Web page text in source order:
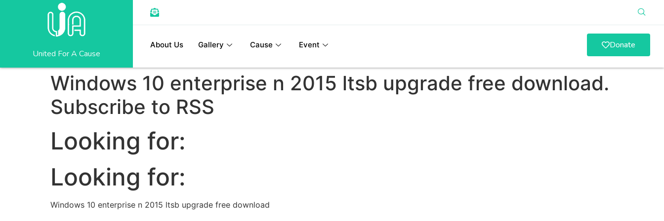
United For A Cause
About Us Gallery Cause Event Donate
Windows 10 enterprise n 2015 ltsb upgrade free download.
Subscribe to RSS
Looking for:
Looking for:
Windows 10 enterprise n 2015 ltsb upgrade free download